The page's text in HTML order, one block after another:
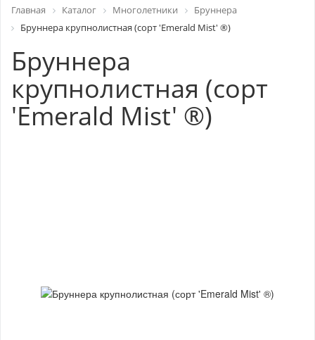
Главная Каталог Многолетники
Бруннера
Бруннера крупнолистная (сорт 'Emerald Mist' ®)
Бруннера
крупнолистная (сорт
'Emerald Mist' ®)